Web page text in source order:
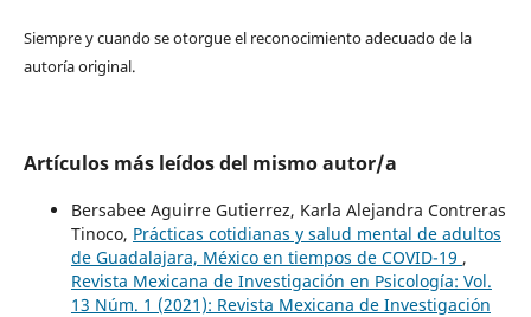
Siempre y cuando se otorgue el reconocimiento adecuado de la
autoría original.
Artículos más leídos del mismo autor/a
Bersabee Aguirre Gutierrez, Karla Alejandra Contreras
Tinoco, Prácticas cotidianas y salud mental de adultos
de Guadalajara, México en tiempos de COVID-19 ,
Revista Mexicana de Investigación en Psicología: Vol.
13 Núm. 1 (2021): Revista Mexicana de Investigación